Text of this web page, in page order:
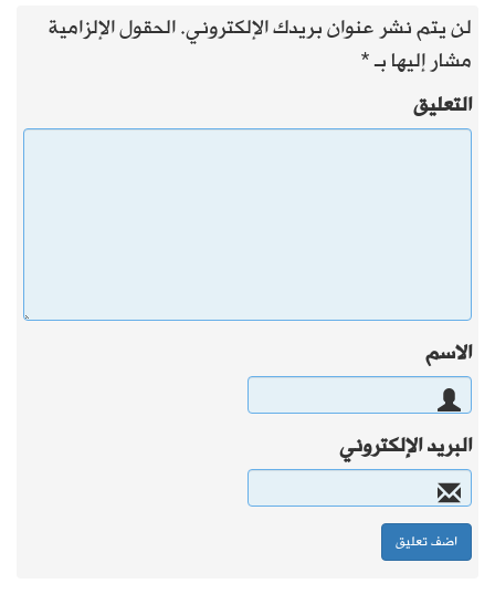
لن يتم نشر عنوان بريدك الإلكتروني.الحقول الإلزامية
مشار إليها بـ*
التعليق
الاسم
البريد الإلكتروني